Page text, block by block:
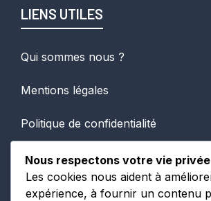
LIENS UTILES
Qui sommes nous ?
Mentions légales
Politique de confidentialité
Conditions Générales d’Utilisation
Nous respectons votre vie privée
Les cookies nous aident à
expérience, à fournir un contenu